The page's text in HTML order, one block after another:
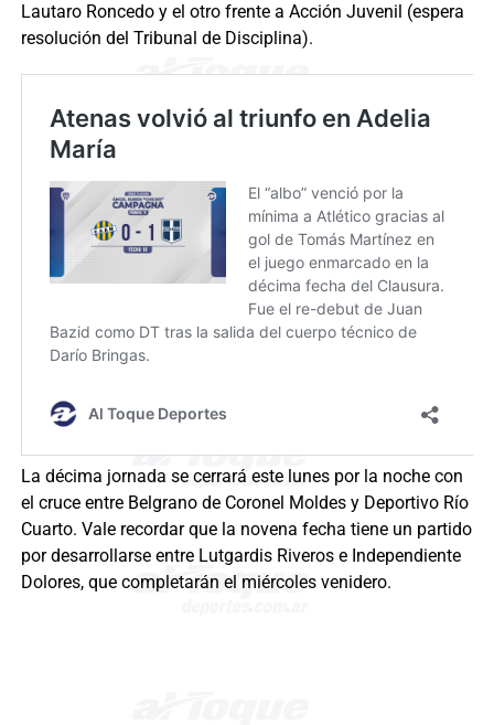
Lautaro Roncedo y el otro frente a Acción Juvenil (espera
resolución del Tribunal de Disciplina).
La décima jornada se cerrará este lunes por la noche con
el cruce entre Belgrano de Coronel Moldes y Deportivo Río
Cuarto. Vale recordar que la novena fecha tiene un partido
por desarrollarse entre Lutgardis Riveros e Independiente
Dolores, que completarán el miércoles venidero.